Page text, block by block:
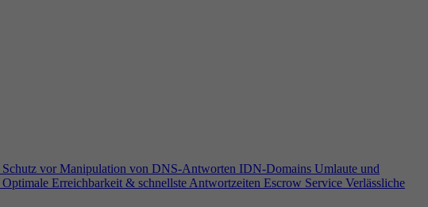
Schutz vor Manipulation von DNS-Antworten IDN-Domains Umlaute und
Optimale Erreichbarkeit & schnellste Antwortzeiten Escrow Service Verlässliche